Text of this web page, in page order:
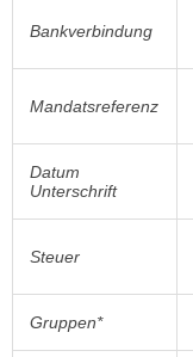
Bankverbindung
Mandatsreferenz
Datum
Unterschrift
Steuer
Gruppen*